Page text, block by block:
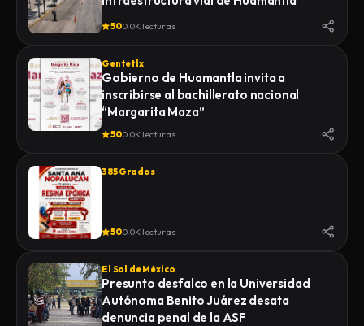
500.0K lecturas
Gentetlx
Gobierno de Huamantla invita a
inscribirse al bachillerato nacional
“Margarita Maza”
500.0K lecturas
385 Grados
500.0K lecturas
El Sol de México
Presunto desfalco en la Universidad
Autónoma Benito Juárez desata
denuncia penal de la ASF